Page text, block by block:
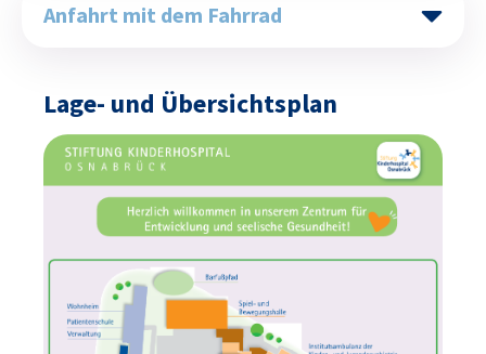
Anfahrt mit dem Fahrrad
Lage- und Übersichtsplan